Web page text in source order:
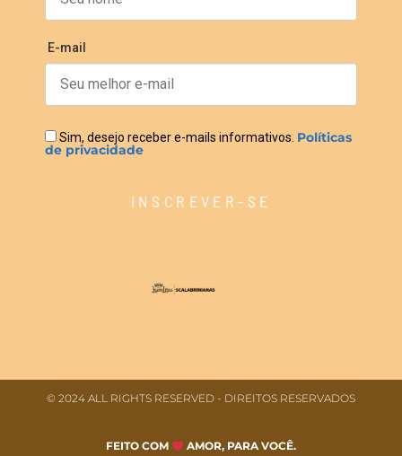
E-mail
Sim, desejo receber e-mails informativos. Políticas
de privacidade
INSCREVER-SE
© 2024 ALL RIGHTS RESERVED​ - DIREITOS RESERVADOS
FEITO COM AMOR, PARA VOCÊ.